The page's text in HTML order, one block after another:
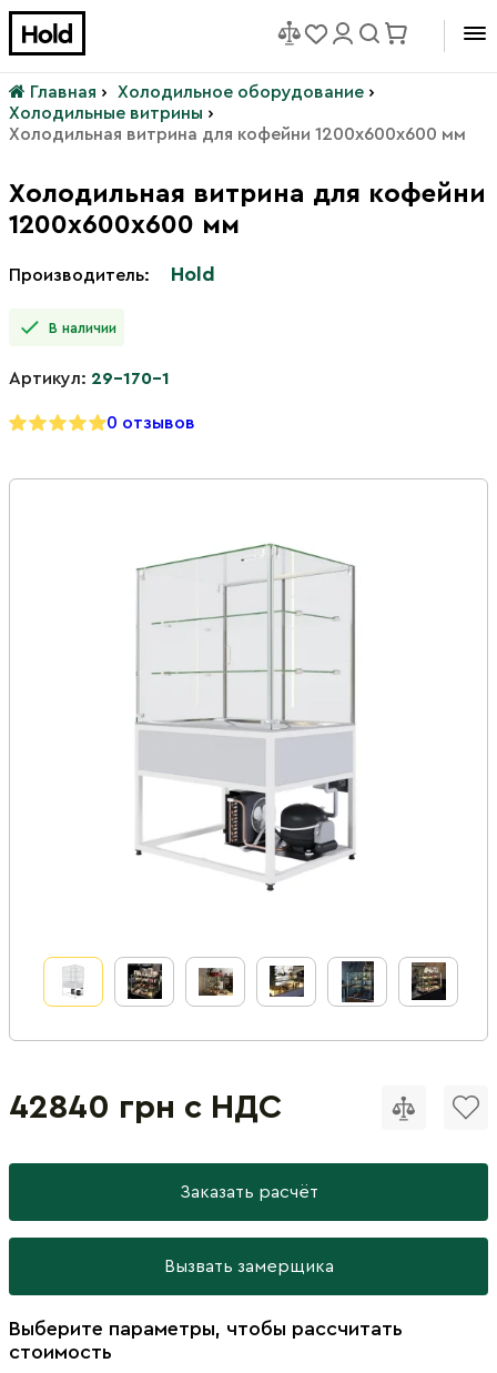
Главная › Холодильное оборудование ›
Холодильные витрины ›
Холодильная витрина для кофейни 1200х600х600 мм
Холодильная витрина для кофейни
1200х600х600 мм
Производитель: Hold
В наличии
Артикул: 29-170-1
0 отзывов
42840 грн с НДС
Заказать расчёт
Вызвать замерщика
Выберите параметры, чтобы рассчитать
стоимость